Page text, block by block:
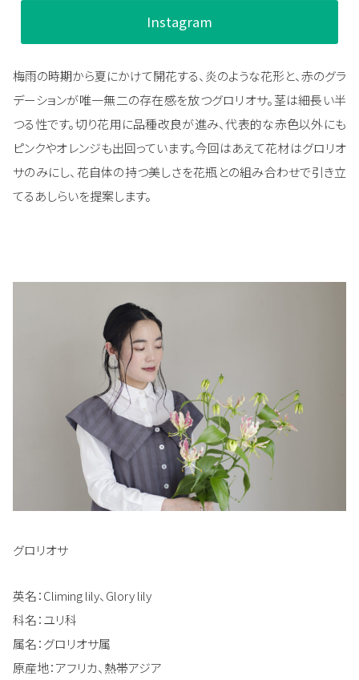
Instagram
梅雨の時期から夏にかけて開花する、炎のような花形と、赤のグラ
デーションが唯一無二の存在感を放つグロリオサ。茎は細長い半
つる性です。切り花用に品種改良が進み、代表的な赤色以外にも
ピンクやオレンジも出回っています。今回はあえて花材はグロリオ
サのみにし、花自体の持つ美しさを花瓶との組み合わせで引き立
てるあしらいを提案します。
グロリオサ
英名：Climing lily、Glory lily
科名：ユリ科
属名：グロリオサ属
原産地：アフリカ、熱帯アジア